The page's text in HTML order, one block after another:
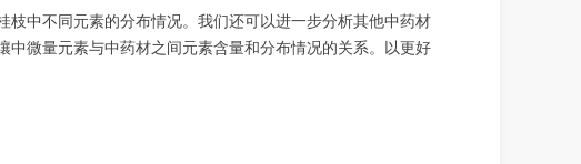
枝中不同 元素的分布情况。 我们还可以进一步分析其他中药材
微量元素与中药材之间元素含量和分布情况的关系。以更好